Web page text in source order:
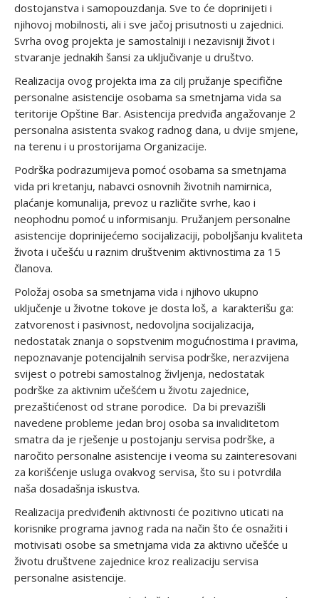
dostojanstva i samopouzdanja. Sve to će doprinijeti i
njihovoj mobilnosti, ali i sve jačoj prisutnosti u zajednici.
Svrha ovog projekta je samostalniji i nezavisniji život i
stvaranje jednakih šansi za uključivanje u društvo.
Realizacija ovog projekta ima za cilj pružanje specifične
personalne asistencije osobama sa smetnjama vida sa
teritorije Opštine Bar. Asistencija predviđa angažovanje 2
personalna asistenta svakog radnog dana, u dvije smjene,
na terenu i u prostorijama Organizacije.
Podrška podrazumijeva pomoć osobama sa smetnjama
vida pri kretanju, nabavci osnovnih životnih namirnica,
plaćanje komunalija, prevoz u različite svrhe, kao i
neophodnu pomoć u informisanju. Pružanjem personalne
asistencije doprinijećemo socijalizaciji, poboljšanju kvaliteta
života i učešću u raznim društvenim aktivnostima za 15
članova.
Položaj osoba sa smetnjama vida i njihovo ukupno
uključenje u životne tokove je dosta loš, a karakterišu ga:
zatvorenost i pasivnost, nedovoljna socijalizacija,
nedostatak znanja o sopstvenim mogućnostima i pravima,
nepoznavanje potencijalnih servisa podrške, nerazvijena
svijest o potrebi samostalnog življenja, nedostatak
podrške za aktivnim učešćem u životu zajednice,
prezaštićenost od strane porodice. Da bi prevazišli
navedene probleme jedan broj osoba sa invaliditetom
smatra da je rješenje u postojanju servisa podrške, a
naročito personalne asistencije i veoma su zainteresovani
za korišćenje usluga ovakvog servisa, što su i potvrdila
naša dosadašnja iskustva.
Realizacija predviđenih aktivnosti će pozitivno uticati na
korisnike programa javnog rada na način što će osnažiti i
motivisati osobe sa smetnjama vida za aktivno učešće u
životu društvene zajednice kroz realizaciju servisa
personalne asistencije.